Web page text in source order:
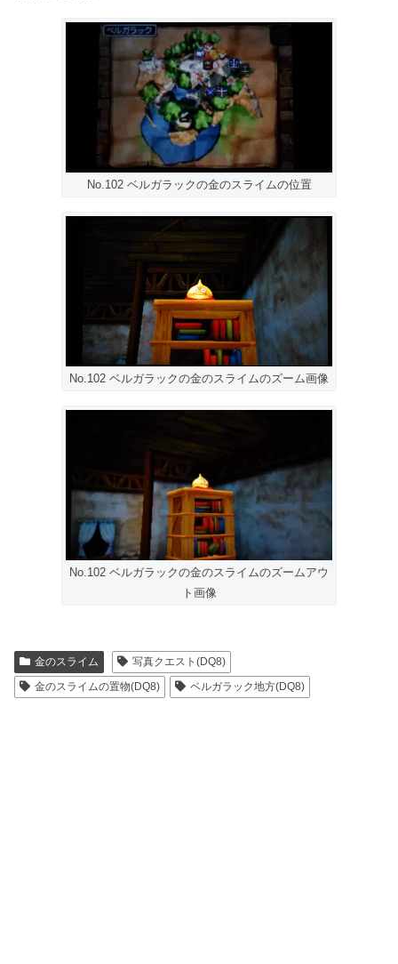
No.102 ベルガラックの金のスライムの位置
No.102 ベルガラックの金のスライムのズーム画像
No.102 ベルガラックの金のスライムのズームアウ
ト画像
金のスライム
写真クエスト(DQ8)
金のスライムの置物(DQ8)
ベルガラック地方(DQ8)